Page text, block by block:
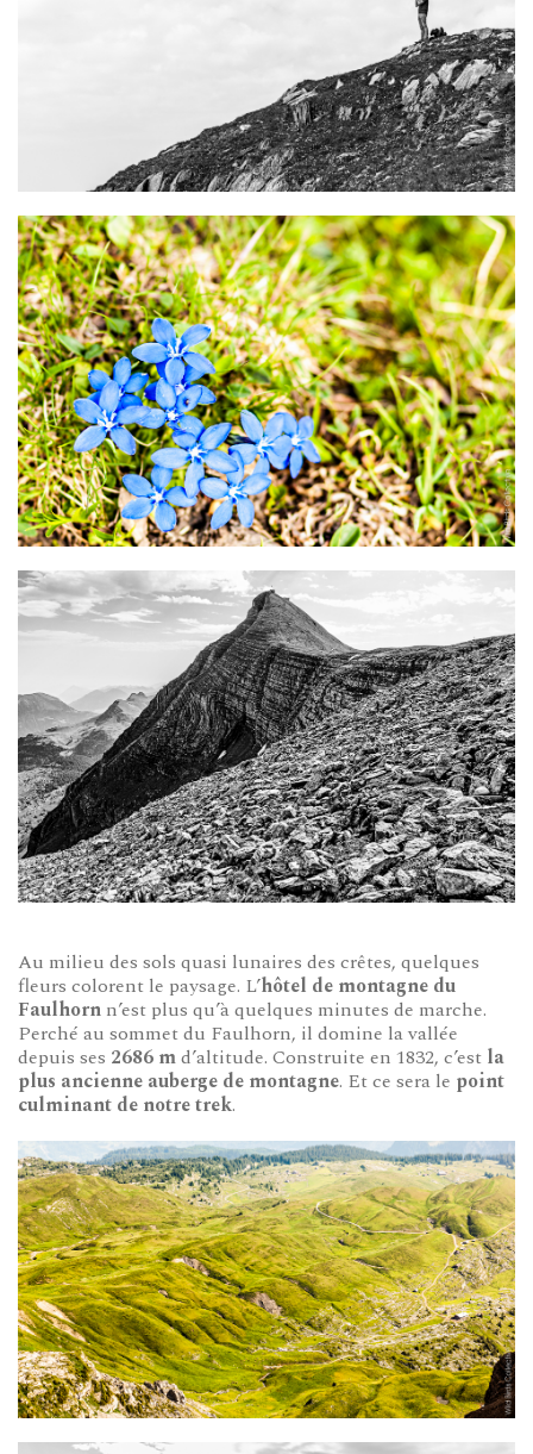
Au milieu des sols quasi lunaires des crêtes, quelques
fleurs colorent le paysage. L’hôtel de montagne du
Faulhorn n’est plus qu’à quelques minutes de marche.
Perché au sommet du Faulhorn, il domine la vallée
depuis ses 2686 md’altitude. Construite en 1832, c’est la
plus ancienne auberge de montagne. Et ce sera le point
culminant de notre trek.